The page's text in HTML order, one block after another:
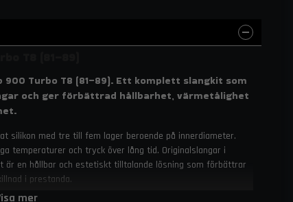
Turbo T8 (81–89). Ett komplett slangkit som
och ger förbättrad hållbarhet, värmetålighet
silikon med tre till fem lager beroende på innerdiameter.
temperaturer och tryck över lång tid. Originalslangar i
en hållbar och estetiskt tilltalande lösning som förbättrar
i prestanda.
mer